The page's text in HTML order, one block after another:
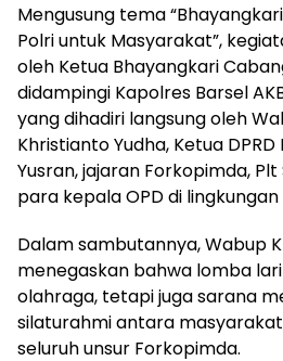
Mengusung tema
Polri untuk Masyarakat”,
oleh Ketua Bhayangkari
didampingi Kapolres Barsel
yang dihadiri langsung oleh
Khristianto Yudha, Ketua DPRD
Yusran, jajaran Forkopimda,
para kepala OPD di
Dalam sambutannya, Wabup
menegaskan bahwa lomba
olahraga, tetapi juga sarana
silaturahmi antara
seluruh unsur Forkopimda.